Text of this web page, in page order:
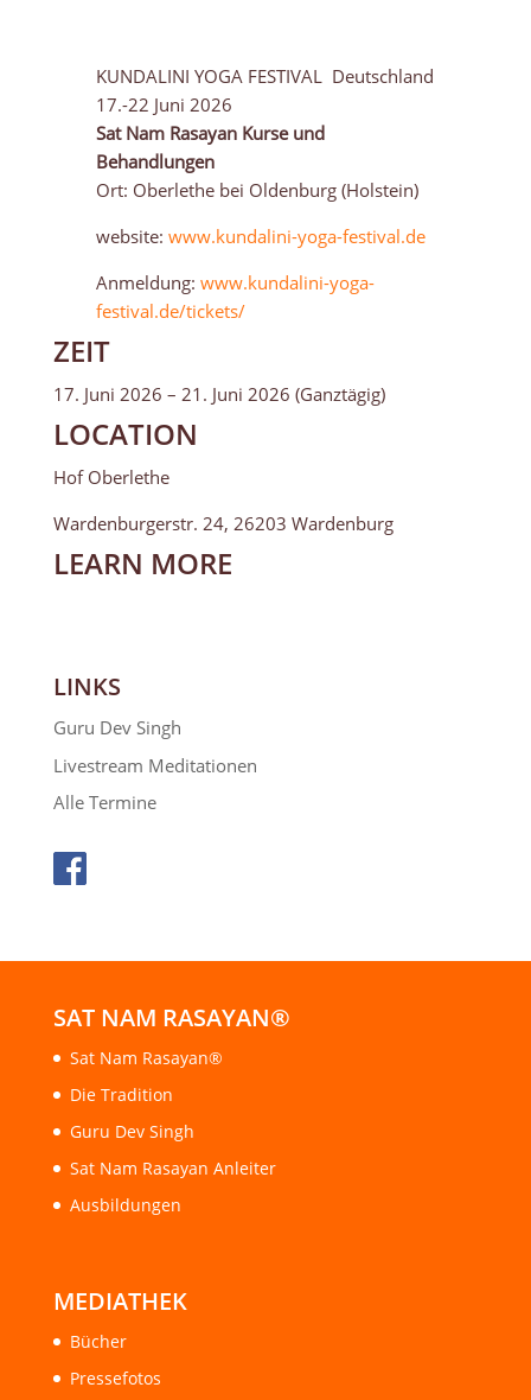
KUNDALINI YOGA FESTIVAL Deutschland
17.-22 Juni 2026
Sat Nam Rasayan Kurse und
Behandlungen
Ort: Oberlethe bei Oldenburg (Holstein)
website: www.kundalini-yoga-festival.de
Anmeldung: www.kundalini-yoga-
festival.de/tickets/
ZEIT
17. Juni 2026 – 21. Juni 2026 (Ganztägig)
LOCATION
Hof Oberlethe
Wardenburgerstr. 24, 26203 Wardenburg
LEARN MORE
LINKS
Guru Dev Singh
Livestream Meditationen
Alle Termine
SAT NAM RASAYAN®
Sat Nam Rasayan®
Die Tradition
Guru Dev Singh
Sat Nam Rasayan Anleiter
Ausbildungen
MEDIATHEK
Bücher
Pressefotos